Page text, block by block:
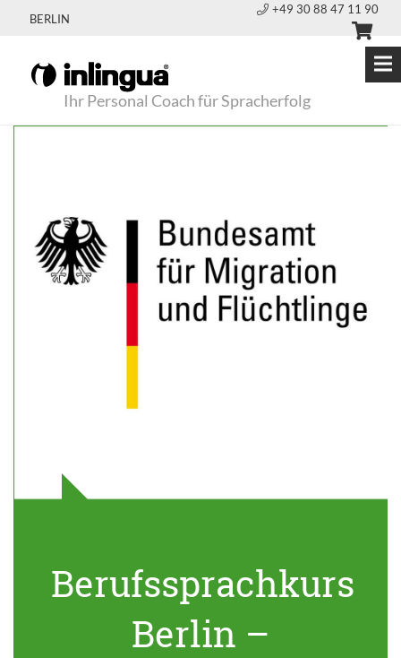
BERLIN
+49 30 88 47 11 90
Ihr Personal Coach für Spracherfolg
Berufssprachkurs
Berlin –